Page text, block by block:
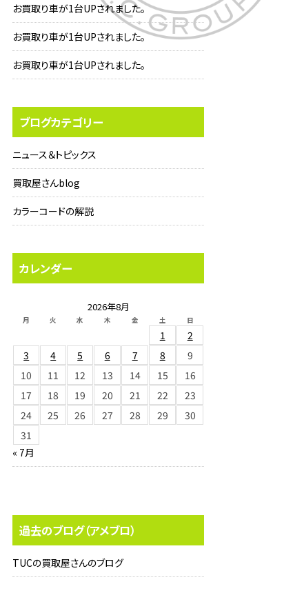
お買取り車が1台UPされました。
お買取り車が1台UPされました。
お買取り車が1台UPされました。
ブログカテゴリー
ニュース＆トピックス
買取屋さんblog
カラーコードの解説
カレンダー
2026年8月
月 火 水 木 金 土 日
1
2
3
4 5 6 7 8
9
10
11 12 13 14 15
16
17
18 19 20 21 22
23
24
25 26 27 28 29
30
31
« 7月
過去のブログ（アメブロ）
TUCの買取屋さんのブログ